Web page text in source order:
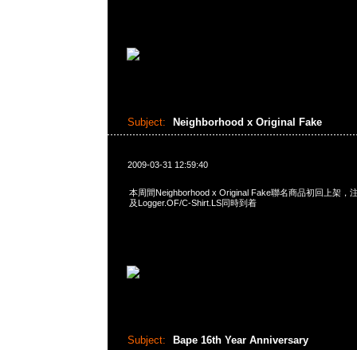
Subject: Neighborhood x Original Fake
2009-03-31 12:59:40
本周間Neighborhood x Original Fake聯名商品初回上架，
及Logger.OF/C-Shirt.LS同時到着
Subject: Bape 16th Year Anniversary